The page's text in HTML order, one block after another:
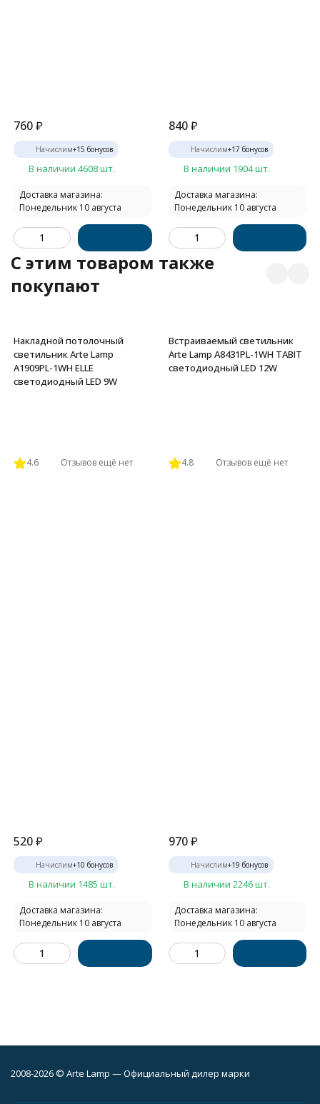
760₽
Начислим+15 бонусов
В наличии 4608 шт.
Доставка магазина:
Понедельник 10 августа
840 ₽
Начислим+17 бонусов
В наличии 1904 шт.
Доставка магазина:
Понедельник 10 августа
C этим товаром также
покупают
Накладной потолочный
светильник Arte Lamp
A1909PL-1WH ELLE
светодиодный LED 9W
4.6 Отзывов ещё нет
520₽
Начислим+10 бонусов
В наличии 1485 шт.
Доставка магазина:
Понедельник 10 августа
Встраиваемый светильник
Arte Lamp A8431PL-1WH TABIT
светодиодный LED 12W
4.8 Отзывов ещё нет
970 ₽
Начислим+19 бонусов
В наличии 2246 шт.
Доставка магазина:
Понедельник 10 августа
2008-2026 © Arte Lamp — Официальный дилер марки